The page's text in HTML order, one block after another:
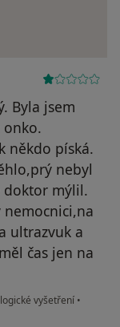
Byla jsem
onko.
někdo píská.
nebyl
doktor mýlil.
ultrazvuk a
čas jen na
vyšetření •